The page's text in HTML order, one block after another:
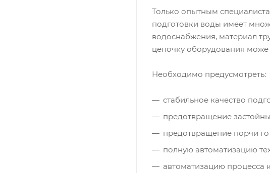
Только опытным
подготовки воды имеет
водоснабжения, материал
цепочку оборудования
Необходимо предусмотреть:
стабильное качество
предотвращение
предотвращение порчи
полную автоматизацию
автоматизацию процесса